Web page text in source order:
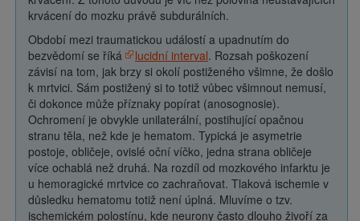
krvácení do mozku právě subdurálních.
Období mezi traumatickou událostí a upadnutím do
bezvědomí se říká
lucidní interval. Rozsah poškození
závisí na tom, jak brzy si okolí postiženého všimne, že došlo
k mrtvici. Sám postižený si to totiž vůbec všimnout nemusí,
či dokonce může příznaky popírat (anosognosie).
Ochromení je obvykle unilaterální, postihující opačnou
stranu těla, než kde je hematom. Typická je asymetrie
postoje, obličeje, ovislé oční víčko, jedna strana obličeje
více ochablá než druhá. Na rozdíl od mozkového infarktu je
u hemoragické mrtvice co zachraňovat. Tlaková ischemie v
důsledku hematomu totiž není úplná. Mluvíme o tzv.
ischemickém polostínu, kde neurony často dlouho živoří za